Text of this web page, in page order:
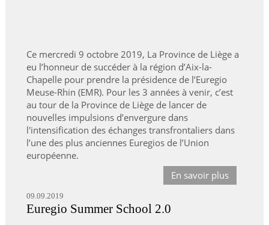
Ce mercredi 9 octobre 2019, La Province de Liège a
eu l’honneur de succéder à la région d’Aix-la-
Chapelle pour prendre la présidence de l’Euregio
Meuse-Rhin (EMR). Pour les 3 années à venir, c’est
au tour de la Province de Liège de lancer de
nouvelles impulsions d’envergure dans
l'intensification des échanges transfrontaliers dans
l’une des plus anciennes Euregios de l’Union
européenne.
En savoir plus
09.09.2019
Euregio Summer School 2.0